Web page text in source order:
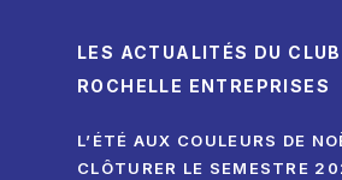
LES ACTUALITÉS DU
ROCHELLE ENTREPRISES
L’ÉTÉ AUX COULEURS DE
CLÔTURER LE SEMESTRE